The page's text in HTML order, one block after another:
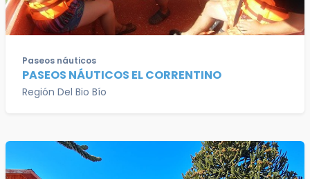
Paseos náuticos
PASEOS NÁUTICOS EL CORRENTINO
Región Del Bio Bío